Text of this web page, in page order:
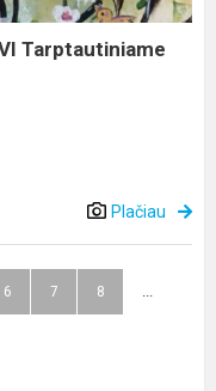
Tarptautiniame
Plačiau
6 7 8 ...